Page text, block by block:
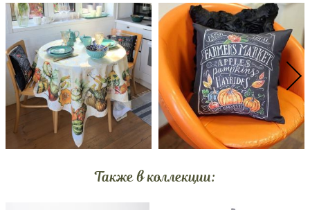
Также в коллекции: